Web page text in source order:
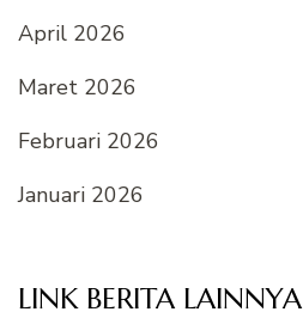
April 2026
Maret 2026
Februari 2026
Januari 2026
LINK BERITA LAINNYA